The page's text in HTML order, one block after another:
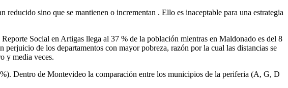
sino que se mantienen o incrementan . Ello es inaceptable para una estrategia
Social en Artigas llega al 37 % de la población mientras en Maldonado es del 8
de los departamentos con mayor pobreza, razón por la cual las distancias se
y media veces.
Dentro de Montevideo la comparación entre los municipios de la periferia (A, G, D